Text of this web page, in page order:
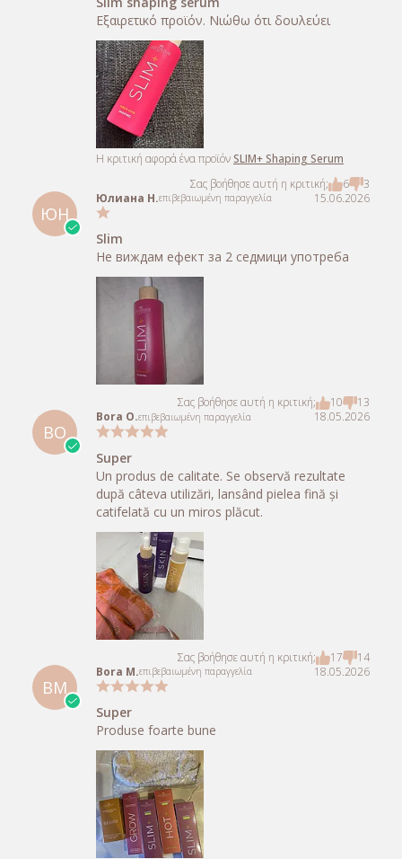
Εξαιρετικό προϊόν. Νιώθω ότι δουλεύει
Η κριτική αφορά ένα προϊόν SLIM+ Shaping Serum
Σας βοήθησε αυτή η κριτική;
6 3
ЮН
Юлиана Н.επιβεβαιωμένη παραγγελία 15.06.2026
Slim
Не виждам ефект за 2 седмици употреба
Σας βοήθησε αυτή η κριτική; 10 13
BO
Bora O.επιβεβαιωμένη παραγγελία 18.05.2026
Super
Un produs de calitate. Se observă rezultate
după câteva utilizări, lansând pielea fină și
catifelată cu un miros plăcut.
Σας βοήθησε αυτή η κριτική; 17 14
BM
Bora M.επιβεβαιωμένη παραγγελία 18.05.2026
Super
Produse foarte bune